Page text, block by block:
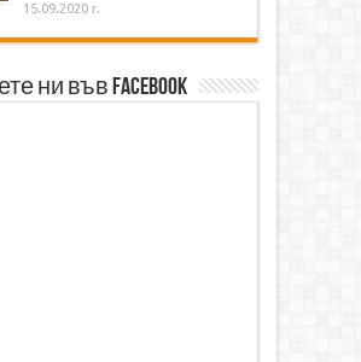
15.09.2020 г.
ни във Facebook